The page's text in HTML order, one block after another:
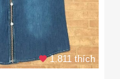
1.811 thích